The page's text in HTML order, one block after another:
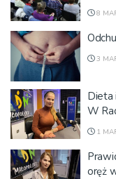
8
3
Dieta
W
1
oręż